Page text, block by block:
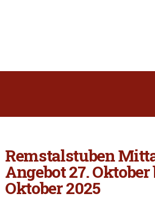
Remstalstuben
Angebot 27. Oktober
Oktober 2025